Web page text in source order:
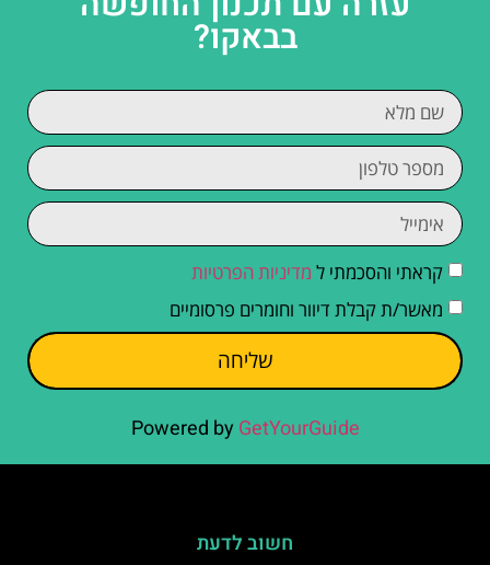
בבאקו?
קראתי והסכמתי ל מדיניות הפרטיות
מאשר/ת קבלת דיוור וחומרים פרסומיים
שליחה
Powered by GetYourGuide
חשוב לדעת